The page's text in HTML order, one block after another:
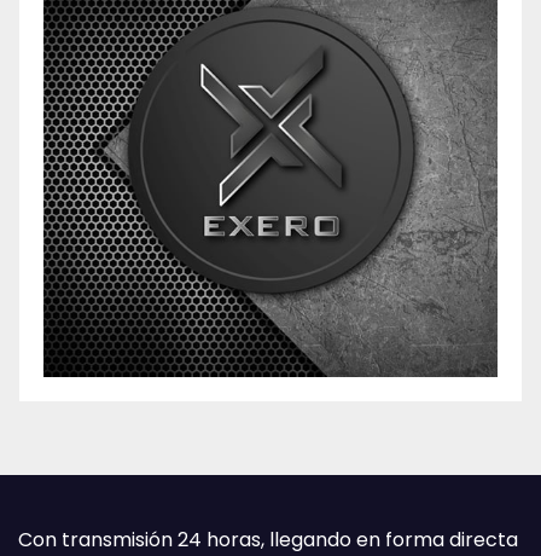
Con transmisión 24 horas, llegando en forma directa